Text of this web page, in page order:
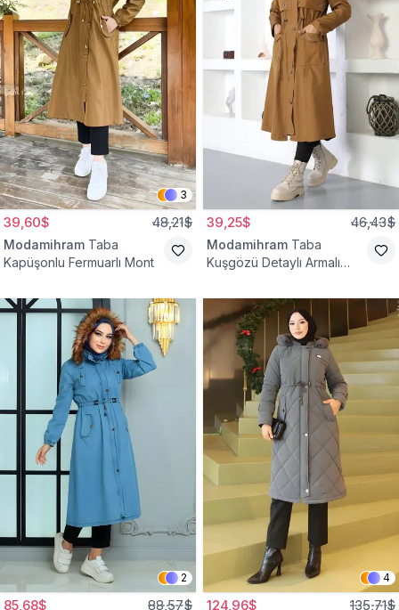
3
39,60$ 48,21$
Modamihram Taba
Kapüşonlu Fermuarlı Mont
39,25$ 46,43$
Modamihram Taba
Kuşgözü Detaylı Armalı
2
85,68$ 88,57$
4
124,96$ 135,71$